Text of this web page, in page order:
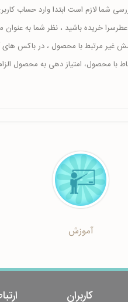
شما لازم است ابتدا وارد حساب
عطرسرا خریده باشید ، نظر شما به
غیر مرتبط با محصول ، در باکس های
با محصول، امتیاز دهی به محصول
آموزش
کاربران